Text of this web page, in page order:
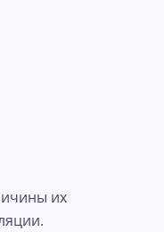
их